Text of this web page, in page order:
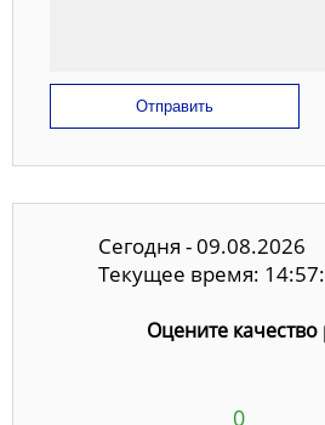
Отправить
Сегодня - 09.08.2026
Текущее время:
Оцените
0